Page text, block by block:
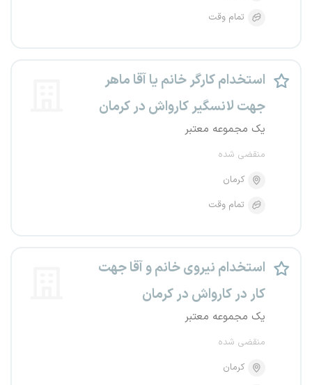
تمام وقت
استخدام کارگر خانم یا آقا ماهر
جهت لانسگیر کارواش در کرمان
یک مجموعه معتبر
منقضی شده
کرمان
تمام وقت
استخدام نیروی خانم و آقا جهت
کار در کارواش در کرمان
یک مجموعه معتبر
منقضی شده
کرمان